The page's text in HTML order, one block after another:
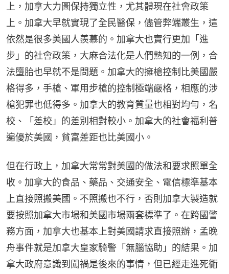
上，加拿大力圖保持獨立性，尤其體現在社會政策
上。加拿大早就實現了全民醫保，儘管弊端叢生，這
依然是很多美國人羨慕的。加拿大也實行更加「進
步」的社會政策，大麻合法化是人們熟知的一例，合
法墮胎也早就不是問題。加拿大的擁槍控制比美國嚴
格得多，手槍、軍用步槍的控制極端嚴格，相應的涉
槍犯罪也低得多。加拿大的教育質量也相對均勻，名
校、「差校」的差別相對較小。加拿大的社會福利普
遍優於美國，貧富差距也比美國小。
但在行政上，加拿大常常對美國的做法和要求照單全
收。加拿大的食品、藥品、交通安全、電信標準基本
上直接照搬美國。不照搬也不行，否則加拿大製造就
要按照加拿大市場和美國市場兩套標準了。在跨國警
務方面，加拿大也基本上對美國請求直接照辦，孟晚
舟事件就是加拿大皇家騎警「無腦協助」的結果。加
拿大政府意識到闖禍是後來的事情，但已經走進死衚